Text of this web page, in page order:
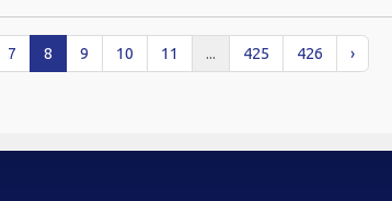
7 8 9 10 11 ... 425 426 ›